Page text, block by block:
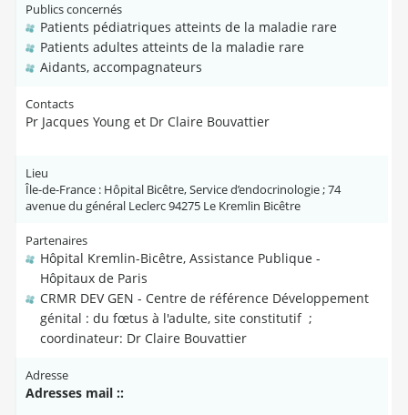
Publics concernés
Patients pédiatriques atteints de la maladie rare
Patients adultes atteints de la maladie rare
Aidants, accompagnateurs
Contacts
Pr Jacques Young et Dr Claire Bouvattier
Lieu
Île-de-France : Hôpital Bicêtre, Service d’endocrinologie ; 74
avenue du général Leclerc 94275 Le Kremlin Bicêtre
Partenaires
Hôpital Kremlin-Bicêtre, Assistance Publique -
Hôpitaux de Paris
CRMR DEV GEN - Centre de référence Développement
génital : du fœtus à l'adulte, site constitutif ;
coordinateur: Dr Claire Bouvattier
Adresse
Adresses mail ::